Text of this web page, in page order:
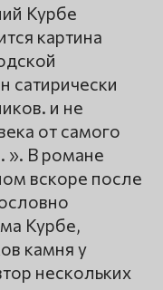
Курбе
картина
сатирически
и не
от самого
». В романе
вскоре после
Курбе,
камня у
нескольких